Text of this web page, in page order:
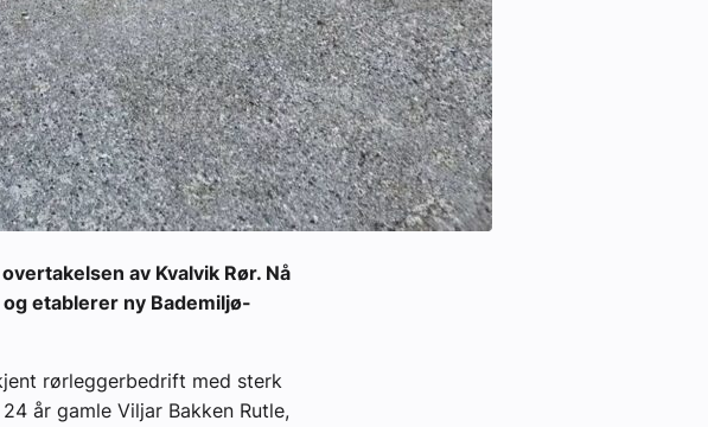
av Kvalvik Rør. Nå
etablerer ny Bademiljø-
rørleggerbedrift med sterk
år gamle Viljar Bakken Rutle,